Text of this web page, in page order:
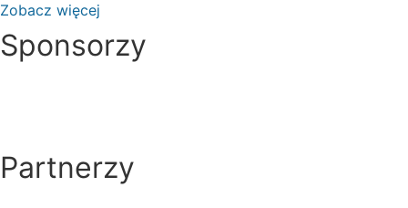
Zobacz więcej
Sponsorzy
Partnerzy